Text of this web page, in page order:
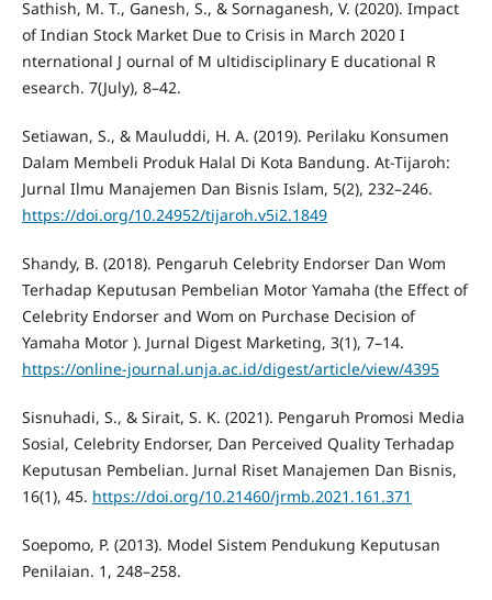
Sathish, M. T., Ganesh, S., & Sornaganesh, V. (2020). Impact
of Indian Stock Market Due to Crisis in March 2020 I
nternational J ournal of M ultidisciplinary E ducational R
esearch. 7(July), 8–42.
Setiawan, S., & Mauluddi, H. A. (2019). Perilaku Konsumen
Dalam Membeli Produk Halal Di Kota Bandung. At-Tijaroh:
Jurnal Ilmu Manajemen Dan Bisnis Islam, 5(2), 232–246.
https://doi.org/10.24952/tijaroh.v5i2.1849
Shandy, B. (2018). Pengaruh Celebrity Endorser Dan Wom
Terhadap Keputusan Pembelian Motor Yamaha (the Effect of
Celebrity Endorser and Wom on Purchase Decision of
Yamaha Motor ). Jurnal Digest Marketing, 3(1), 7–14.
https://online-journal.unja.ac.id/digest/article/view/4395
Sisnuhadi, S., & Sirait, S. K. (2021). Pengaruh Promosi Media
Sosial, Celebrity Endorser, Dan Perceived Quality Terhadap
Keputusan Pembelian. Jurnal Riset Manajemen Dan Bisnis,
16(1), 45. https://doi.org/10.21460/jrmb.2021.161.371
Soepomo, P. (2013). Model Sistem Pendukung Keputusan
Penilaian. 1, 248–258.